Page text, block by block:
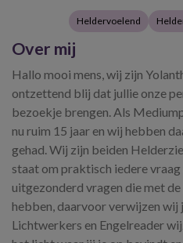
Heldervoelend
Over mij
Hallo mooi mens, wij zijn
ontzettend blij dat jullie onze
bezoekje brengen. Als
nu ruim 15 jaar en wij hebben
gehad. Wij zijn beiden
staat om praktisch iedere
uitgezonderd vragen die met
hebben, daarvoor verwijzen wij
Lichtwerkers en Engelreader